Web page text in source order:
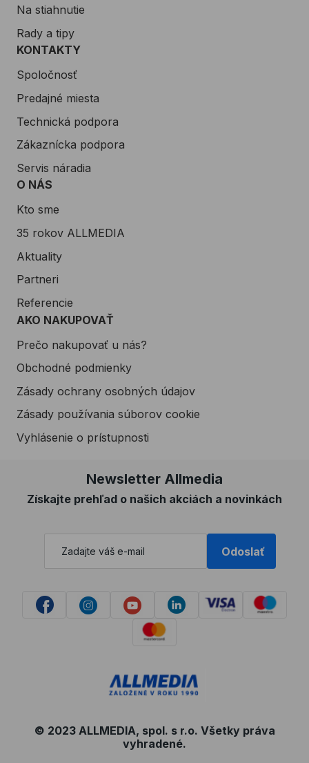
Na stiahnutie
Rady a tipy
KONTAKTY
Spoločnosť
Predajné miesta
Technická podpora
Zákaznícka podpora
Servis náradia
O NÁS
Kto sme
35 rokov ALLMEDIA
Aktuality
Partneri
Referencie
AKO NAKUPOVAŤ
Prečo nakupovať u nás?
Obchodné podmienky
Zásady ochrany osobných údajov
Zásady používania súborov cookie
Vyhlásenie o prístupnosti
Newsletter Allmedia
Získajte prehľad o našich akciách a novinkách
Odoslať
© 2023 ALLMEDIA, spol. s r.o. Všetky práva
vyhradené.